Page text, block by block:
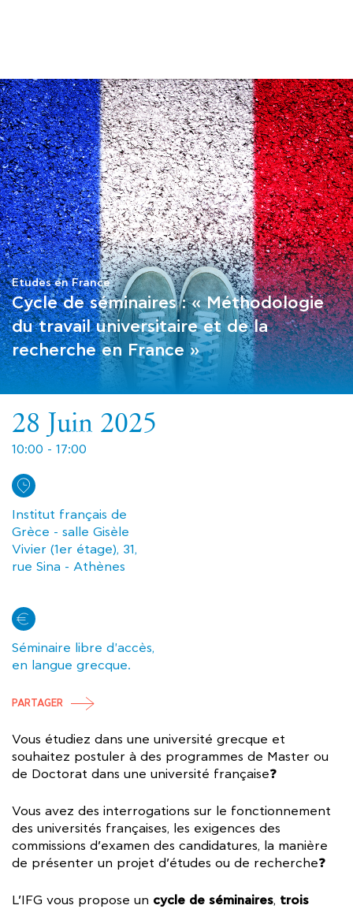
ETUDES
SYNERGIES
LA MÉDIATHÈQUE
Vous étudiez dans une université grecque et
souhaitez postuler à des programmes de Master ou
de Doctorat dans une université française❓
Vous avez des interrogations sur le fonctionnement
des universités françaises, les exigences des
commissions d’examen des candidatures, la manière
de présenter un projet d’études ou de recherche❓
L’IFG vous propose un cycle de séminaires, trois
28 Juin 2025
10:00 - 17:00
Institut français de
Grèce - salle Gisèle
Vivier (1er étage), 31,
rue Sina - Athènes
Séminaire libre d'accès,
en langue grecque.
PARTAGER
Εtudes en France
Cycle de séminaires : « Méthodologie
du travail universitaire et de la
recherche en France »